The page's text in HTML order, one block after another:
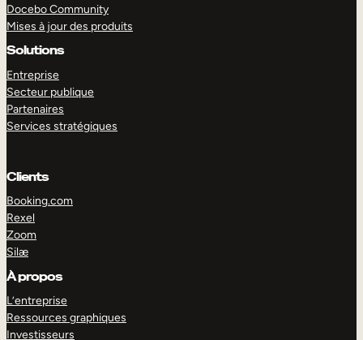
Docebo Community
Mises à jour des produits
Solutions
Entreprise
Secteur publique
Partenaires
Services stratégiques
Clients
Booking.com
Rexel
Zoom
Silæ
À propos
L’entreprise
Ressources graphiques
Investisseurs